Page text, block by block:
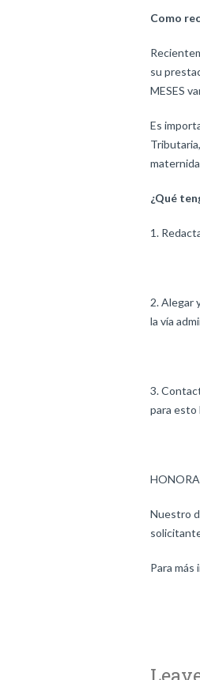
Como
su
MESES
Es
¿Qué
Alegar
la vía
para esto
Nuestro
Para